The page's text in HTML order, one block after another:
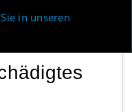
in unseren